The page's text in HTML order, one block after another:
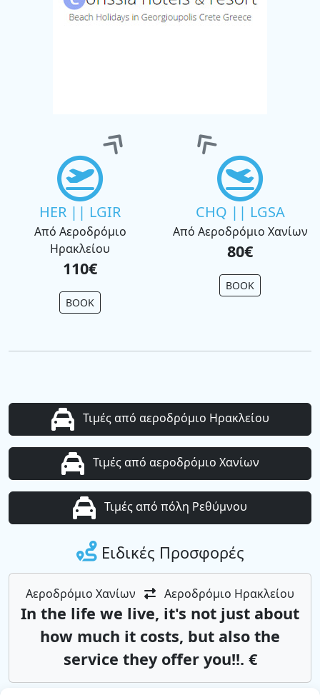
HER || LGIR
Από Αεροδρόμιο
Ηρακλείου
110€
BOOK
CHQ || LGSA
Από Αεροδρόμιο Χανίων
80€
BOOK
Τιμές από αεροδρόμιο Ηρακλείου
Τιμές από αεροδρόμιο Χανίων
Τιμές από πόλη Ρεθύμνου
Ειδικές Προσφορές
Αεροδρόμιο Χανίων Αεροδρόμιο Ηρακλείου
In the life we ​​live, it's not just about
how much it costs, but also the
service they offer you!!. €